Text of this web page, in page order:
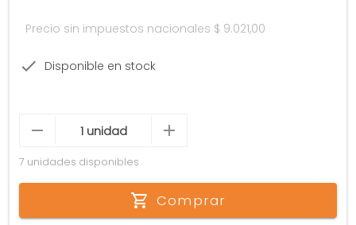
Precio sin impuestos nacionales $ 9.021,00
Disponible en stock
7 unidades disponibles
Comprar